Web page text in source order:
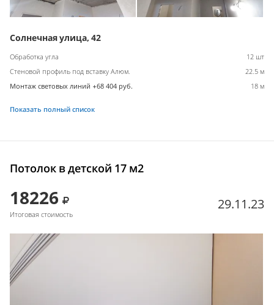
Солнечная улица, 42
Обработка угла
12 шт
Стеновой профиль под вставку Алюм.
22.5 м
Монтаж световых линий +68 404 руб.
18 м
Показать полный список
Потолок в детской 17 м2
18226
Итоговая стоимость
29.11.23